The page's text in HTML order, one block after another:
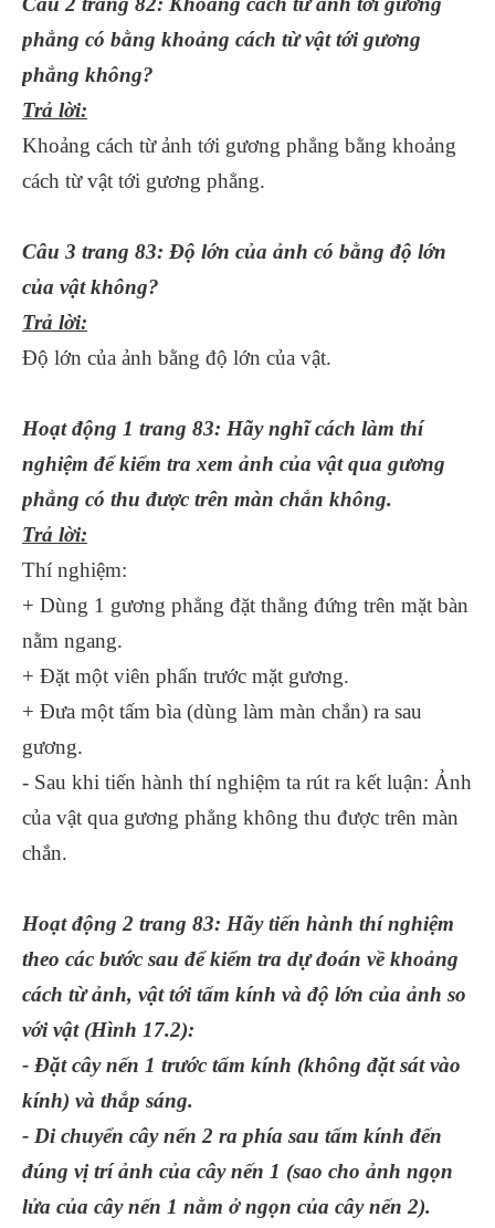
phẳng có bằng khoảng cách từ vật tới gương
phẳng không?
Trả lời:
Khoảng cách từ ảnh tới gương phẳng bằng khoảng
cách từ vật tới gương phẳng.
Câu 3 trang 83: Độ lớn của ảnh có bằng độ lớn
của vật không?
Trả lời:
Độ lớn của ảnh bằng độ lớn của vật.
Hoạt động 1 trang 83: Hãy nghĩ cách làm thí
nghiệm để kiểm tra xem ảnh của vật qua gương
phẳng có thu được trên màn chắn không.
Trả lời:
Thí nghiệm:
+ Dùng 1 gương phẳng đặt thẳng đứng trên mặt bàn
nằm ngang.
+ Đặt một viên phấn trước mặt gương.
+ Đưa một tấm bìa (dùng làm màn chắn) ra sau
gương.
- Sau khi tiến hành thí nghiệm ta rút ra kết luận: Ảnh
của vật qua gương phẳng không thu được trên màn
chắn.
Hoạt động 2 trang 83: Hãy tiến hành thí nghiệm
theo các bước sau để kiểm tra dự đoán về khoảng
cách từ ảnh, vật tới tấm kính và độ lớn của ảnh so
với vật (Hình 17.2):
- Đặt cây nến 1 trước tấm kính (không đặt sát vào
kính) và thắp sáng.
- Di chuyển cây nến 2 ra phía sau tấm kính đến
đúng vị trí ảnh của cây nến 1 (sao cho ảnh ngọn
lửa của cây nến 1 nằm ở ngọn của cây nến 2).